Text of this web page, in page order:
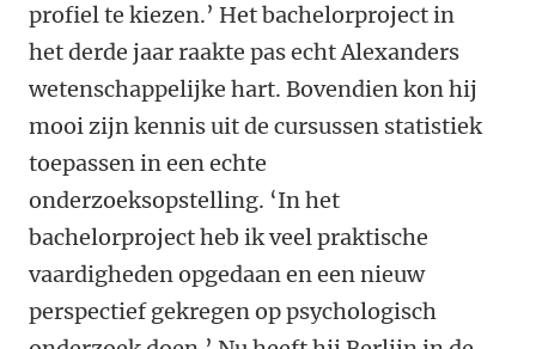
profiel te kiezen.’ Het bachelorproject in
het derde jaar raakte pas echt Alexanders
wetenschappelijke hart. Bovendien kon hij
mooi zijn kennis uit de cursussen statistiek
toepassen in een echte
onderzoeksopstelling. ‘In het
bachelorproject heb ik veel praktische
vaardigheden opgedaan en een nieuw
perspectief gekregen op psychologisch